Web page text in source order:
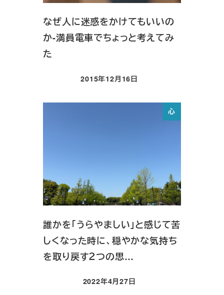
なぜ人に迷惑をかけてもいいの
か-満員電車でちょっと考えてみ
た
投稿日
2015年12月16日
心
誰かを「うらやましい」と感じて苦
しくなった時に、穏やかな気持ち
を取り戻す２つの思…
投稿日
2022年4月27日